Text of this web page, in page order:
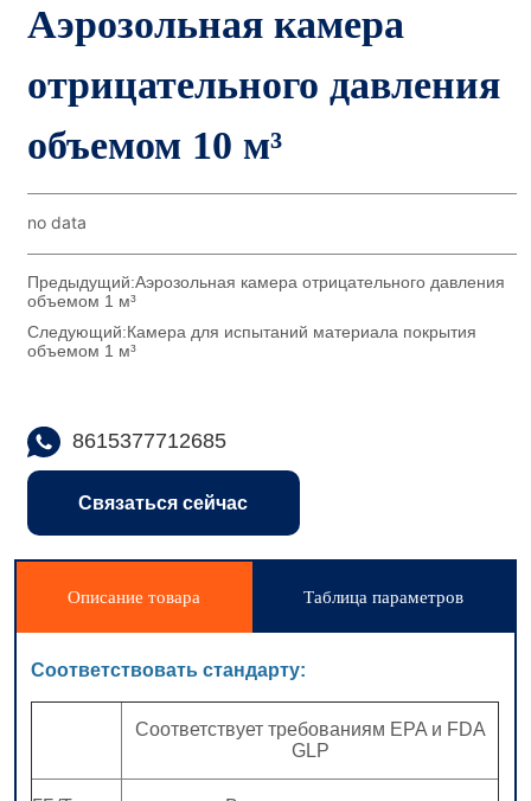
Аэрозольная камера
отрицательного давления
объемом 10 м³
no data
Предыдущий:Аэрозольная камера отрицательного давления
объемом 1 м³
Следующий:Камера для испытаний материала покрытия
объемом 1 м³
8615377712685
Связаться сейчас
Описание товара Таблица параметров